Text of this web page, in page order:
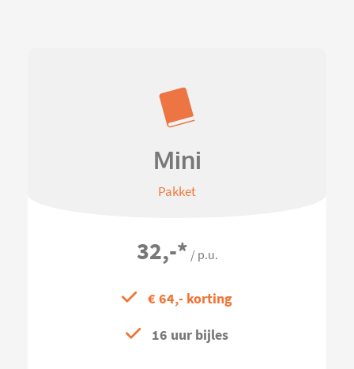
Mini
Pakket
32,-* / p.u.
€ 64,- korting
16 uur bijles